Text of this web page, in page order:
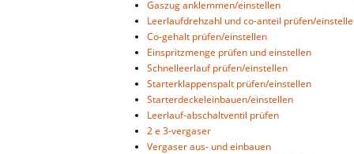
Gaszug anklemmen/einstellen
Leerlaufdrehzahl und co-anteil prüfen/
Co-gehalt prüfen/einstellen
Einspritzmenge prüfen und einstellen
Schnelleerlauf prüfen/einstellen
Starterklappenspalt prüfen/einstellen
Starterdeckeleinbauen/einstellen
Leerlauf-abschaltventil prüfen
2 e 3-vergaser
Vergaser aus- und einbauen